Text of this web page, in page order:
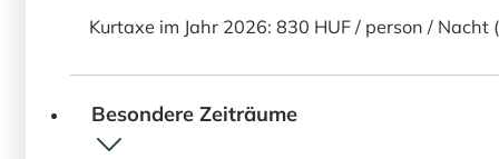
Kurtaxe im Jahr 2026: 830 HUF / person / Nacht
Besondere Zeiträume